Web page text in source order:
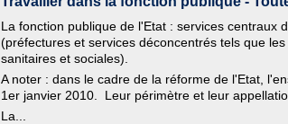
La fonction publique de l'Etat : services centraux
(préfectures et services déconcentrés tels que
sanitaires et sociales).
A noter : dans le cadre de la réforme de l'Etat,
1er janvier 2010. Leur périmètre et leur
La...